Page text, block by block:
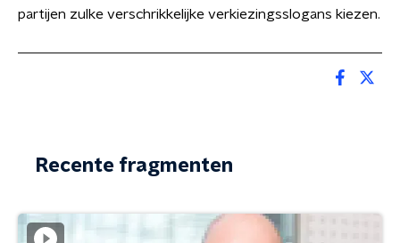
partijen zulke verschrikkelijke verkiezingsslogans kiezen.
Recente fragmenten